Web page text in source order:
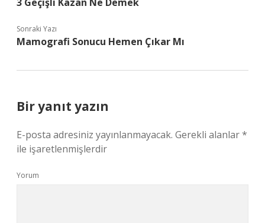
Sonraki Yazı
Mamografi Sonucu Hemen Çıkar Mı
Bir yanıt yazın
E-posta adresiniz yayınlanmayacak. Gerekli alanlar*
ile işaretlenmişlerdir
Yorum